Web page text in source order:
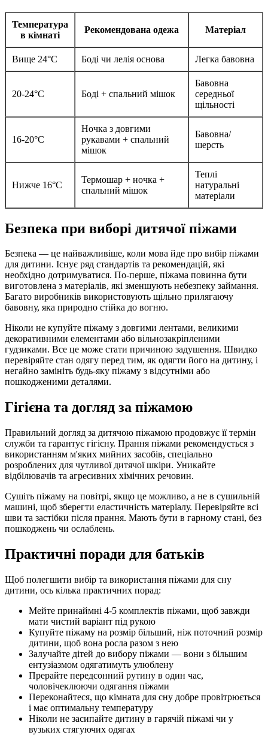
Температура
в кімнаті
Рекомендована одежа Матеріал
Вище 24°C Боді чи лелія основа Легка бавовна
20-24°C Боді + спальний мішок
Бавовна
середньої
щільності
16-20°C
Ночка з довгими
рукавами + спальний
мішок
Бавовна/
шерсть
Нижче 16°C
Термошар + ночка +
спальний мішок
Теплі
натуральні
матеріали
Безпека при виборі дитячої піжами
Безпека — це найважливіше, коли мова йде про вибір піжами
для дитини. Існує ряд стандартів та рекомендацій, які
необхідно дотримуватися. По-перше, піжама повинна бути
виготовлена з матеріалів, які зменшують небезпеку займання.
Багато виробників використовують щільно прилягаючу
бавовну, яка природно стійка до вогню.
Ніколи не купуйте піжаму з довгими лентами, великими
декоративними елементами або вільнозакріпленими
гудзиками. Все це може стати причиною задушення. Швидко
перевіряйте стан одягу перед тим, як одягти його на дитину, і
негайно замініть будь-яку піжаму з відсутніми або
пошкодженими деталями.
Гігієна та догляд за піжамою
Правильний догляд за дитячою піжамою продовжує її термін
служби та гарантує гігієну. Прання піжами рекомендується з
використанням м'яких мийних засобів, спеціально
розроблених для чутливої дитячої шкіри. Уникайте
відбілювачів та агресивних хімічних речовин.
Сушіть піжаму на повітрі, якщо це можливо, а не в сушильній
машині, щоб зберегти еластичність матеріалу. Перевіряйте всі
шви та застібки після прання. Мають бути в гарному стані, без
пошкоджень чи ослаблень.
Практичні поради для батьків
Щоб полегшити вибір та використання піжами для сну
дитини, ось кілька практичних порад:
Мейте принаймні 4-5 комплектів піжами, щоб завжди
мати чистий варіант під рукою
Купуйте піжаму на розмір більший, ніж поточний розмір
дитини, щоб вона росла разом з нею
Залучайте дітей до вибору піжами — вони з більшим
ентузіазмом одягатимуть улюблену
Прерайте передсонний рутину в один час,
чоловічеклюючи одягання піжами
Переконайтеся, що кімната для сну добре провітрюється
і має оптимальну температуру
Ніколи не засипайте дитину в гарячій піжамі чи у
вузьких стягуючих одягах